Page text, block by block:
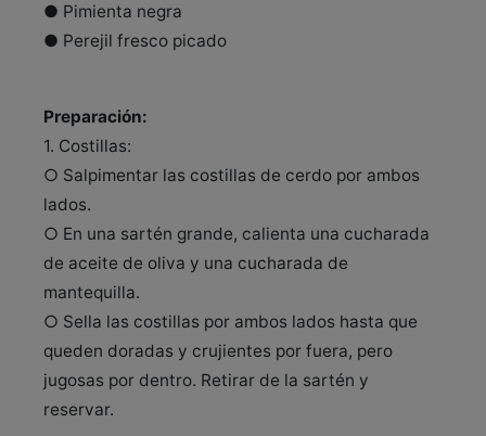
● Pimienta negra
● Perejil fresco picado
Preparación:
1. Costillas:
○ Salpimentar las costillas de cerdo por ambos
lados.
○ En una sartén grande, calienta una cucharada
de aceite de oliva y una cucharada de
mantequilla.
○ Sella las costillas por ambos lados hasta que
queden doradas y crujientes por fuera, pero
jugosas por dentro. Retirar de la sartén y
reservar.